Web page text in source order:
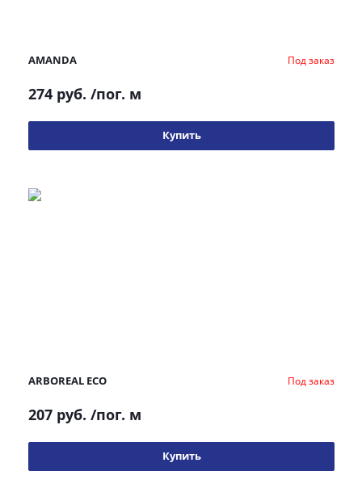
AMANDA Под заказ
274 руб. /пог. м
Купить
ARBOREAL ECO Под заказ
207 руб. /пог. м
Купить